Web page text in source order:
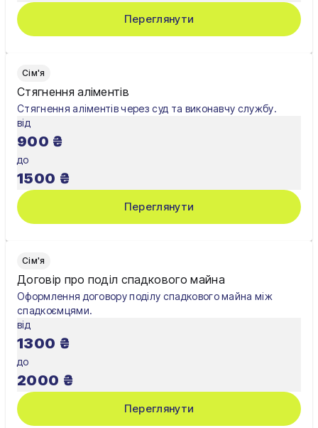
Переглянути
Сім'я
Стягнення аліментів
Стягнення аліментів через суд та виконавчу службу.
від
900 ₴
до
1500 ₴
Переглянути
Сім'я
Договір про поділ спадкового майна
Оформлення договору поділу спадкового майна між
спадкоємцями.
від
1300 ₴
до
2000 ₴
Переглянути